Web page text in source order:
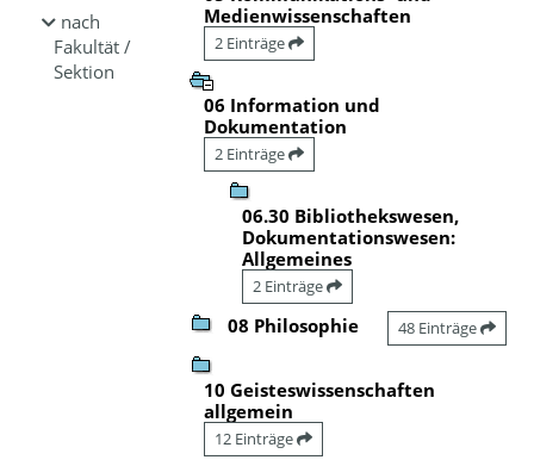
nach
Fakultät /
Sektion
Medienwissenschaften
2 Einträge
06 Information und
Dokumentation
2 Einträge
06.30 Bibliothekswesen,
Dokumentationswesen:
Allgemeines
2 Einträge
08 Philosophie 48 Einträge
10 Geisteswissenschaften
allgemein
12 Einträge